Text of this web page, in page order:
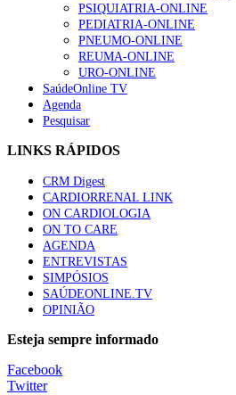
“Os programas de rastreio do
93 visualizações
Quase quatro em cada dez
Trodelvy aprovado para
61 visualizações
MAIS NOTÍCIAS
7 Ago, 2026
PSIQUIATRIA-ONLINE
PEDIATRIA-ONLINE
PNEUMO-ONLINE
REUMA-ONLINE
URO-ONLINE
SaúdeOnline TV
Agenda
Pesquisar
LINKS RÁPIDOS
CRM Digest
CARDIORRENAL LINK
ON CARDIOLOGIA
ON TO CARE
AGENDA
ENTREVISTAS
SIMPÓSIOS
SAÚDEONLINE.TV
OPINIÃO
Esteja sempre informado
Facebook
Twitter